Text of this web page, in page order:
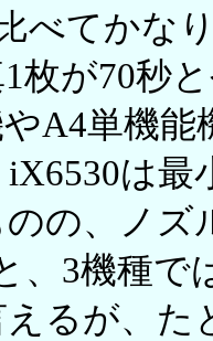
べてかな
枚が70秒
A4単機
iX6530は
のの、ノズ
、3機種
るが、た